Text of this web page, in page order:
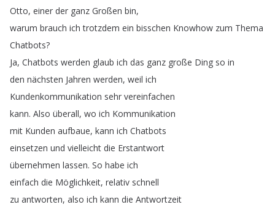
Otto, einer der ganz Großen bin,
warum brauch ich trotzdem ein bisschen Knowhow zum Thema
Chatbots?
Ja, Chatbots werden glaub ich das ganz große Ding so in
den nächsten Jahren werden, weil ich
Kundenkommunikation sehr vereinfachen
kann. Also überall, wo ich Kommunikation
mit Kunden aufbaue, kann ich Chatbots
einsetzen und vielleicht die Erstantwort
übernehmen lassen. So habe ich
einfach die Möglichkeit, relativ schnell
zu antworten, also ich kann die Antwortzeit